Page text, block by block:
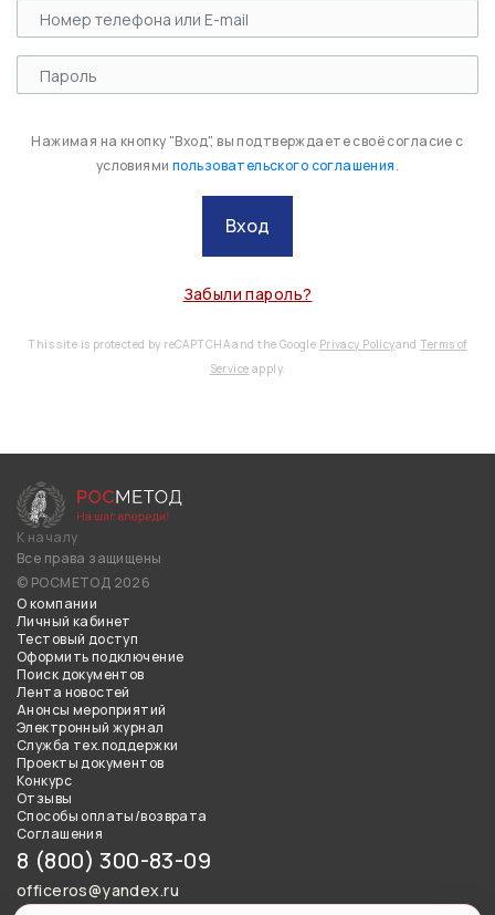
Нажимая на кнопку "Вход", вы подтверждаете своё согласие с
условиями пользовательского соглашения.
Вход
Забыли пароль?
This site is protected by reCAPTCHA and the Google Privacy PolicyandTerms of
Service apply.
К началу
Все права защищены
© РОСМЕТОД 2026
О компании
Личный кабинет
Тестовый доступ
Оформить подключение
Поиск документов
Лента новостей
Анонсы мероприятий
Электронный журнал
Служба тех.поддержки
Проекты документов
Конкурс
Отзывы
Способы оплаты/возврата
Соглашения
8 (800) 300-83-09
officeros@yandex.ru